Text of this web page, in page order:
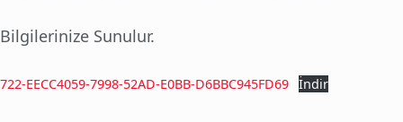
Bilgilerinize Sunulur.
722-EECC4059-7998-52AD-E0BB-D6BBC945FD69 İndir